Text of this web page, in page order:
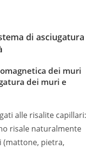
di asciugatura
dei muri
dei muri e
alle risalite capillari:
risale naturalmente
pietra,